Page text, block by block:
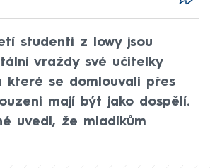
studenti z Iowy jsou
vraždy své učitelky
které se domlouvali přes
mají být jako dospělí.
uvedl, že mladíkům